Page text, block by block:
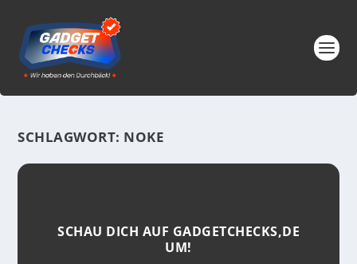
SCHLAGWORT: NOKE
SCHAU DICH AUF GADGETCHECKS,DE
UM!